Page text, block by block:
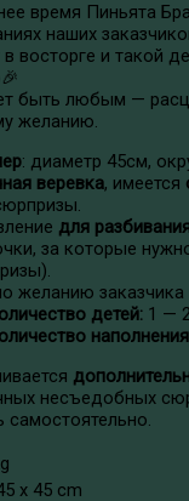
время Пиньята
наших
восторге и такой
быть любым —
желанию.
: диаметр 45см,
веревка, имеется
для
за которые
желанию заказчика
детей: 1 —
несъедобных
самостоятельно.
x 45 cm